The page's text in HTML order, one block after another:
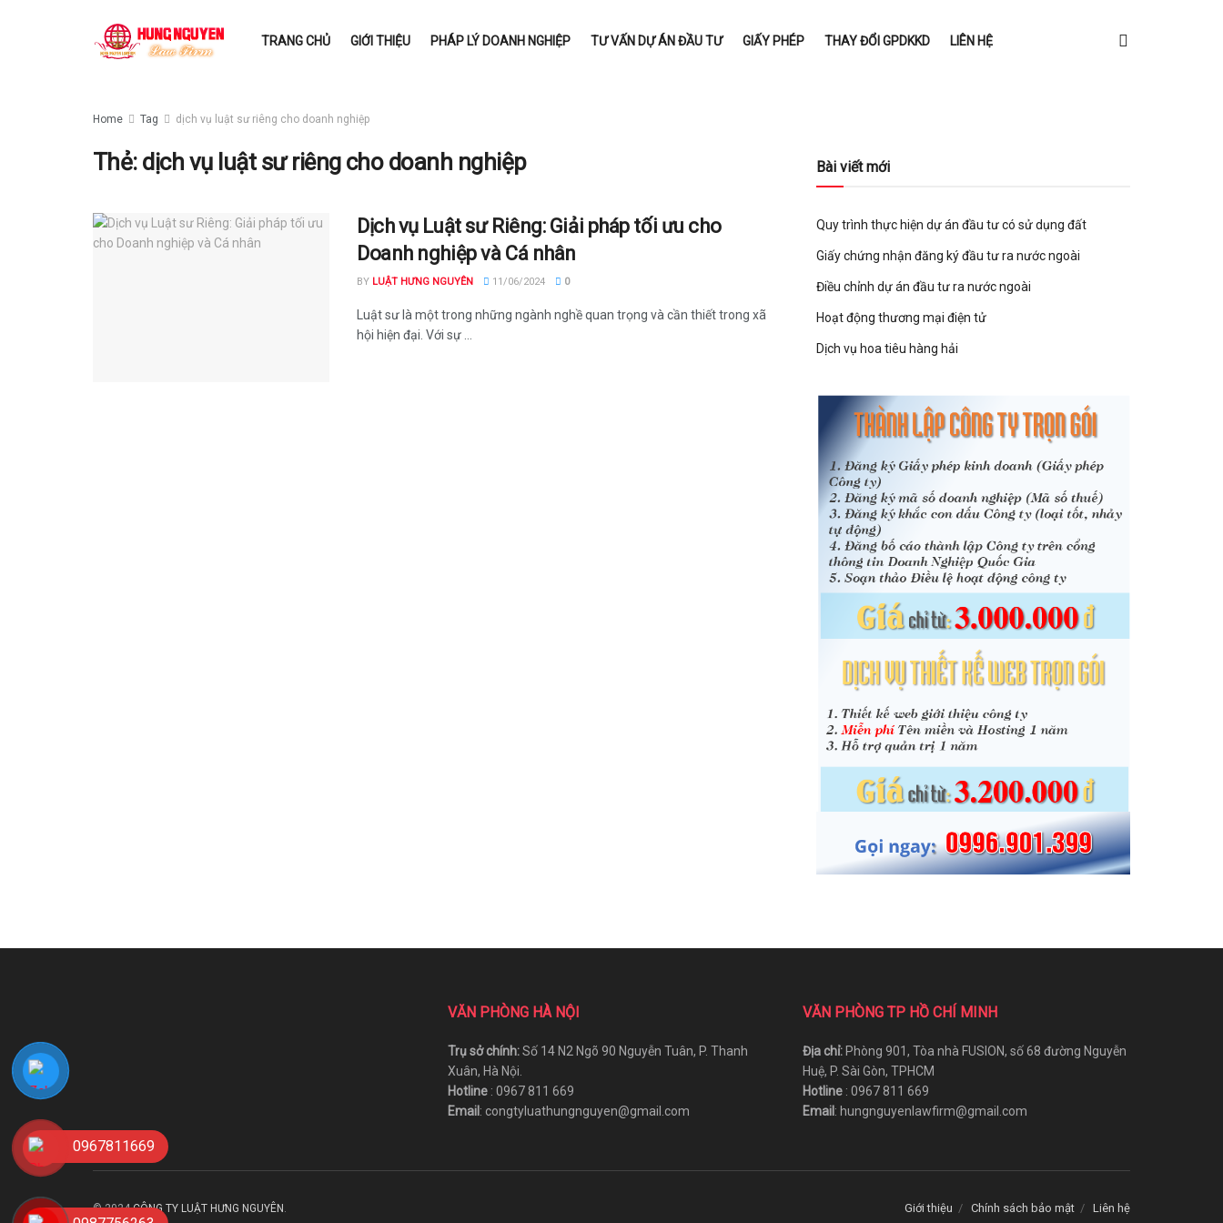
TRANG CHỦ GIỚI THIỆU PHÁP LÝ DOANH NGHIỆP TƯ VẤN DỰ ÁN ĐẦU TƯ GIẤY PHÉP THAY ĐỔI GPDKKD LIÊN HỆ
Home Tag dịch vụ luật sư riêng cho doanh nghiệp
Thẻ: dịch vụ luật sư riêng cho doanh nghiệp
Dịch vụ Luật sư Riêng: Giải pháp tối ưu cho
Doanh nghiệp và Cá nhân
BY LUẬT HƯNG NGUYÊN 11/06/2024 0
Luật sư là một trong những ngành nghề quan trọng và cần thiết trong xã
hội hiện đại. Với sự ...
Bài viết mới
Quy trình thực hiện dự án đầu tư có sử dụng đất
Giấy chứng nhận đăng ký đầu tư ra nước ngoài
Điều chỉnh dự án đầu tư ra nước ngoài
Hoạt động thương mại điện tử
Dịch vụ hoa tiêu hàng hải
VĂN PHÒNG HÀ NỘI
Trụ sở chính:Số 14 N2 Ngõ 90 Nguyễn Tuân, P. Thanh
Xuân, Hà Nội.
Hotline : 0967 811 669
Email: congtyluathungnguyen@gmail.com
VĂN PHÒNG TP HỒ CHÍ MINH
Địa chỉ:Phòng 901, Tòa nhà FUSION, số 68 đường Nguyễn
Huệ, P. Sài Gòn, TPHCM
Hotline : 0967 811 669
Email: hungnguyenlawfirm@gmail.com
Giới thiệu Chính sách bảo mật Liên hệ
© 2024CÔNG TY LUẬT HƯNG NGUYÊN
0967811669